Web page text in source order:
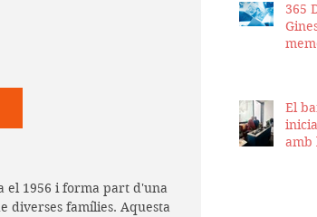
el 1956 i forma part d'una
diverses famílies. Aquesta
365
El
amb